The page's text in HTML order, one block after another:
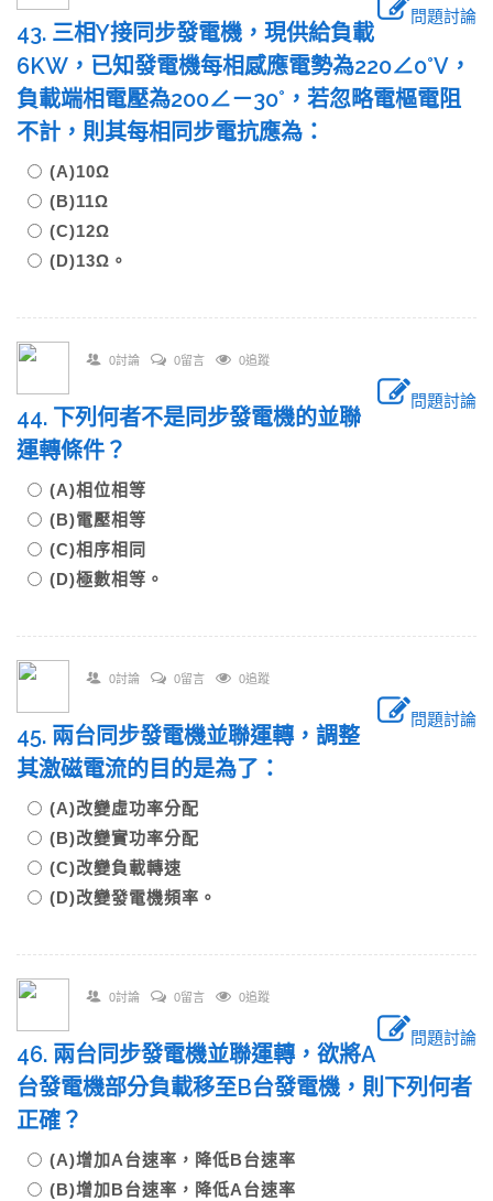
問題討論
43. 三相Y接同步發電機，現供給負載
6KW，已知發電機每相感應電勢為220∠0°V，
負載端相電壓為200∠－30°，若忽略電樞電阻
不計，則其每相同步電抗應為：
(A)10Ω
(B)11Ω
(C)12Ω
(D)13Ω。
0討論 0留言 0追蹤
問題討論
44. 下列何者不是同步發電機的並聯
運轉條件？
(A)相位相等
(B)電壓相等
(C)相序相同
(D)極數相等。
0討論 0留言 0追蹤
問題討論
45. 兩台同步發電機並聯運轉，調整
其激磁電流的目的是為了：
(A)改變虛功率分配
(B)改變實功率分配
(C)改變負載轉速
(D)改變發電機頻率。
0討論 0留言 0追蹤
問題討論
46. 兩台同步發電機並聯運轉，欲將A
台發電機部分負載移至B台發電機，則下列何者
正確？
(A)增加A台速率，降低B台速率
(B)增加B台速率，降低A台速率